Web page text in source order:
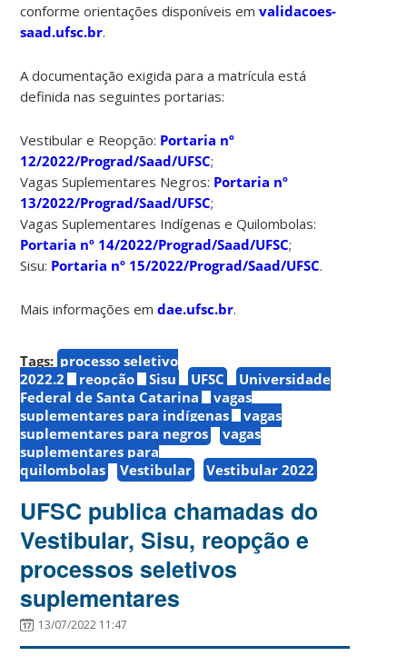
conforme orientações disponíveis emvalidacoes-
saad.ufsc.br.
A documentação exigida para a matrícula está
definida nas seguintes portarias:
Vestibular e Reopção: Portaria nº
12/2022/Prograd/Saad/UFSC;
Vagas Suplementares Negros: Portaria nº
13/2022/Prograd/Saad/UFSC;
Vagas Suplementares Indígenas e Quilombolas:
Portaria nº 14/2022/Prograd/Saad/UFSC;
Sisu: Portaria nº 15/2022/Prograd/Saad/UFSC.
Mais informações emdae.ufsc.br.
Tags: processo seletivo
2022.2
reopção Sisu UFSC
Universidade
Federal de Santa Catarina
vagas
suplementares para indígenas
vagas
suplementares para negros
vagas
suplementares para
quilombolas
Vestibular Vestibular 2022
UFSC publica chamadas do
Vestibular, Sisu, reopção e
processos seletivos
suplementares
13/07/2022 11:47